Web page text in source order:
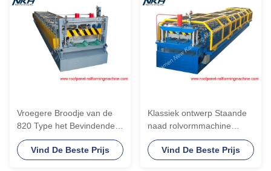
Vroegere Broodje van de
820 Type het Bevindende
Naad, Metaalblad die
Machinece Goedgekeurd
Vind De Beste Prijs
Klassiek ontwerp Staande
naad rolvormmachine
Kleinere maat 40-430 Type
Vind De Beste Prijs